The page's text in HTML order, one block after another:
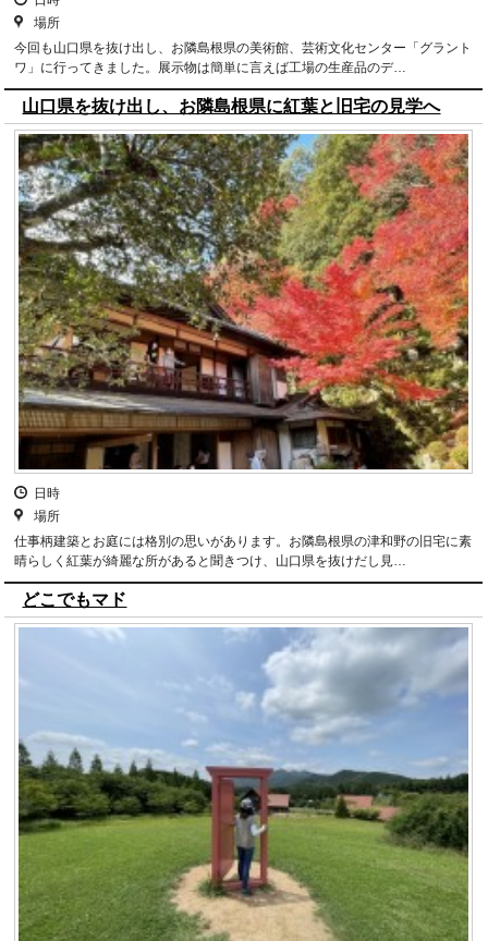
場所
今回も山口県を抜け出し、お隣島根県の美術館、芸術文化センター「グラント
ワ」に行ってきました。展示物は簡単に言えば工場の生産品のデ…
山口県を抜け出し、お隣島根県に紅葉と旧宅の見学へ
日時
場所
仕事柄建築とお庭には格別の思いがあります。お隣島根県の津和野の旧宅に素
晴らしく紅葉が綺麗な所があると聞きつけ、山口県を抜けだし見…
どこでもマド